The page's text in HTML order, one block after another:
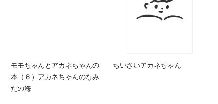
モモちゃんとアカネちゃんの
本（６）アカネちゃんのなみ
だの海
ちいさいアカネちゃん